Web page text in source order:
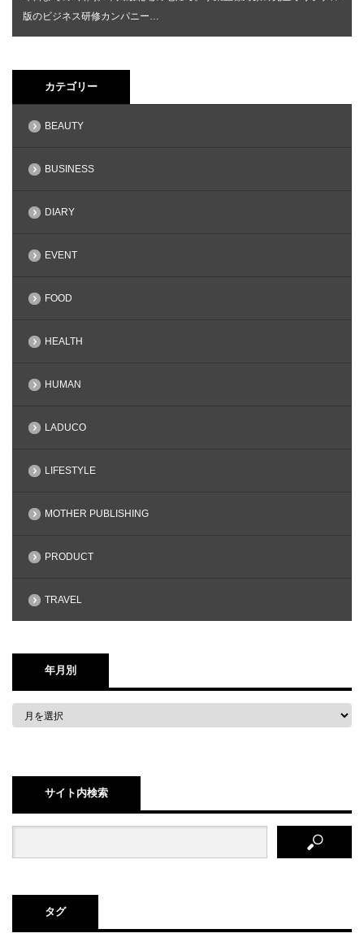
版のビジネス研修カンパニー…
カテゴリー
BEAUTY
BUSINESS
DIARY
EVENT
FOOD
HEALTH
HUMAN
LADUCO
LIFESTYLE
MOTHER PUBLISHING
PRODUCT
TRAVEL
年月別
サイト内検索
タグ